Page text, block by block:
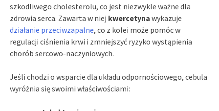
szkodliwego cholesterolu, co jest niezwykle ważne dla
zdrowia serca. Zawarta w niej kwercetyna wykazuje
działanie przeciwzapalne, co z kolei może pomóc w
regulacji ciśnienia krwi i zmniejszyć ryzyko wystąpienia
chorób sercowo-naczyniowych.
Jeśli chodzi o wsparcie dla układu odpornościowego, cebula
wyróżnia się swoimi właściwościami: